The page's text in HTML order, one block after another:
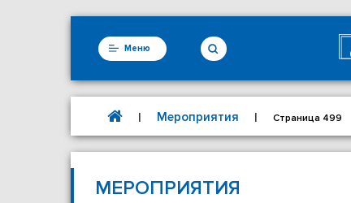
Меню
| Мероприятия | Страница 499
МЕРОПРИЯТИЯ